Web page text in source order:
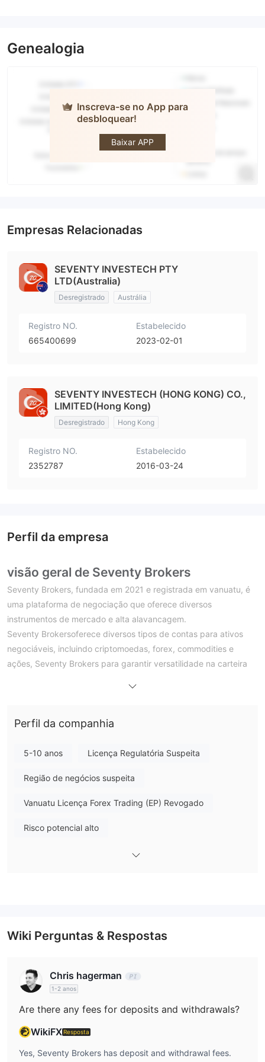
Genealogia
Inscreva-se no App para
desbloquear!
Baixar APP
Seventy
Empresas Relacionadas
SEVENTY INVESTECH PTY
LTD(Australia)
Desregistrado Austrália
Registro NO.
665400699
Estabelecido
2023-02-01
SEVENTY INVESTECH (HONG KONG) CO.,
LIMITED(Hong Kong)
Desregistrado Hong Kong
Registro NO.
2352787
Estabelecido
2016-03-24
Perfil da empresa
visão geral de Seventy Brokers
Seventy Brokers, fundada em 2021 e registrada em vanuatu, é
uma plataforma de negociação que oferece diversos
instrumentos de mercado e alta alavancagem.
Seventy Brokersoferece diversos tipos de contas para ativos
negociáveis, incluindo criptomoedas, forex, commodities e
ações, Seventy Brokers para garantir versatilidade na carteira
acessíveis, incluindo cartões de crédito, cartões de débito,
embora os recursos educacionais sejam limitados, Seventy
com o seu suporte ágil ao cliente por telefone e e-mail, torna-o
uma escolha valiosa para traders de todos os níveis que
é Seventy Brokers legítimo ou uma
Seventy Brokers'o status regulatório é atualmente rotulado
como “não autorizado” pela National Futures Association (NFA),
Perfil da companhia
5-10 anos Licença Regulatória Suspeita
Região de negócios suspeita
Vanuatu Licença Forex Trading (EP) Revogado
Risco potencial alto
Wiki Perguntas & Respostas
Chris hagerman
1-2 anos
Are there any fees for deposits and withdrawals?
WikiFXResposta
Yes, Seventy Brokers has deposit and withdrawal fees.